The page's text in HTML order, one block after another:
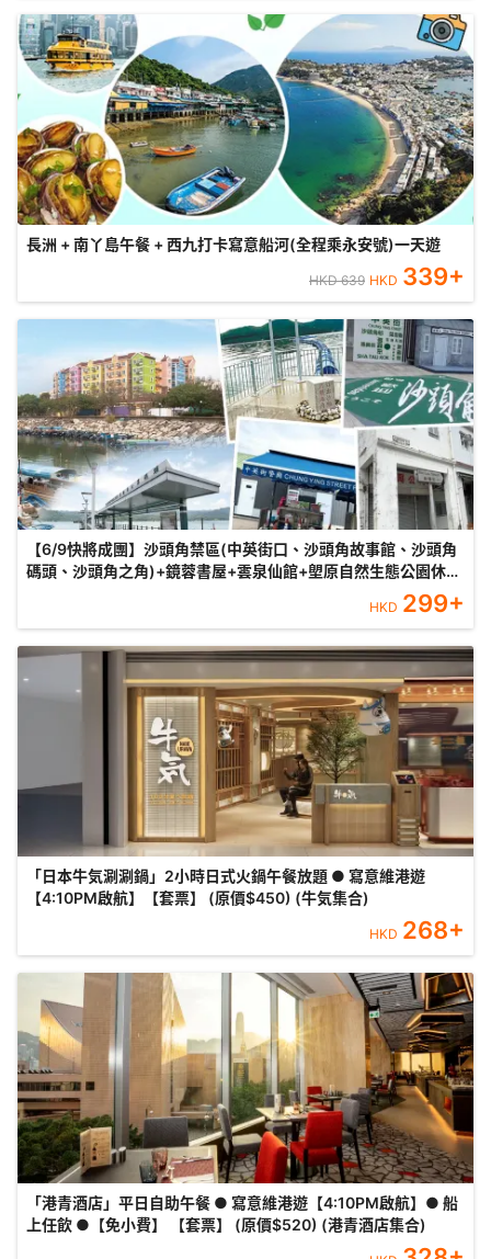
長洲 + 南丫島午餐 + 西九打卡寫意船河(全程乘永安號)一天遊
HKD639 HKD 339+
【6/9快將成團】沙頭角禁區(中英街口、沙頭角故事館、沙頭角
碼頭、沙頭角之角)+鏡蓉書屋+雲泉仙館+塱原自然生態公園休閑
HKD 299+
「日本牛気涮涮鍋」2小時日式火鍋午餐放題 ● 寫意維港遊
【4:10PM啟航】【套票】 (原價$450) (牛気集合)
HKD 268+
「港青酒店」平日自助午餐 ● 寫意維港遊【4:10PM啟航】● 船
上任飲 ●【免小費】 【套票】 (原價$520) (港青酒店集合)